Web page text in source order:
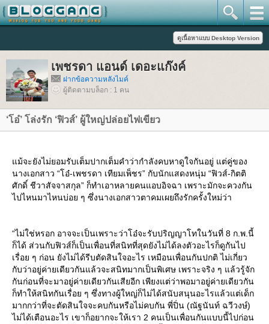
เพชรดา แอนด์ เดอะแก๊งค์
ฝากข้อความหลังไมค์
ผู้ติดตามบล็อก : 1 คน
‘โอ๋’ โล่งรัก ‘ฟิวส์’ ผู้ใหญ่ปล่อยไฟเขียว
ม้จะยังไม่ยอมรับเต็มปากเต็มคำว่ากำลังคบหาดูใจกันอยู่ แต่คู่ของ
นางเอกสาว “โอ๋-เพชรดา เทียมเพ็ชร” กับนักแสดงหนุ่ม “ฟิวส์-กิตติ
ศักดิ์ ชีวาสัจจาสกุล” ก็ทำเอาหลายคนแอบอิจฉา เพราะมักจะควงกัน
ไปไหนมาไหนบ่อย ๆ ซึ่งนางเอกสาวตาคมเผยถึงรักครั้งใหม่ว่า
“ไม่ใช่หรอก อาจจะเป็นเพราะว่าโอ๋จะรับปริญญาโทในวันที่ 8 ก.พ.นี้
ก็ได้ ส่วนกับฟิวส์ก็เป็นเพื่อนที่สนิทที่สุดยังไม่ได้ลงตัวอะไรก็ดูกันไป
เรื่อย ๆ ก่อน ยังไม่ได้รีบตัดสินใจอะไร เหมือนเพื่อนกันปกติ ไม่เกี่ยว
กับว่าอยู่ค่ายเดียวกันแล้วจะสนิทมากเป็นพิเศษ เพราะจริง ๆ แล้วรู้จัก
กันก่อนที่จะมาอยู่ค่ายเดียวกันเสียอีก เพียงแต่ว่าพอมาอยู่ค่ายเดียวกัน
ก็ทำให้สนิทกันเรื่อย ๆ ซึ่งทางผู้ใหญ่ก็ไม่ได้สนับสนุนอะไรแล้วแต่เด็ก
มากกว่าที่จะตัดสินใจจะคบกันหรือไม่คบกัน พี่ปิ่น (ณัฐนันท์ ฉวีวงษ์)
ไม่ได้เตือนอะไร เขาก็อยากจะให้เรา 2 คนเป็นเพื่อนกันแบบนี้ไปก่อน